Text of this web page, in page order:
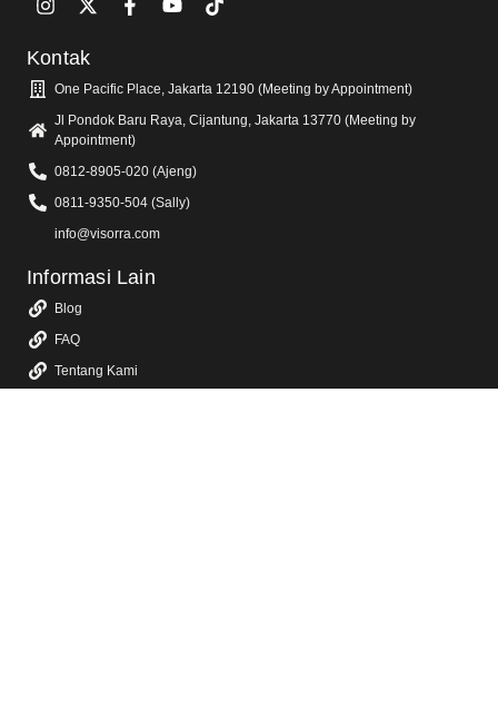
Kontak
One Pacific Place, Jakarta 12190 (Meeting by Appointment)
Jl Pondok Baru Raya, Cijantung, Jakarta 13770 (Meeting by
Appointment)
0812-8905-020 (Ajeng)
0811-9350-504 (Sally)
info@visorra.com
Informasi Lain
Blog
FAQ
Tentang Kami